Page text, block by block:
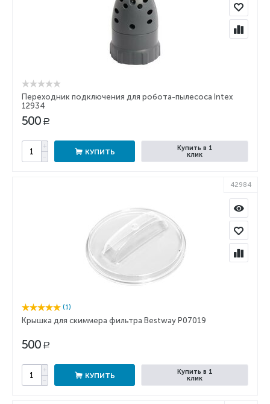
Переходник подключения для робота-пылесоса Intex
12934
500 Р
+
−
КУПИТЬ
Купить в 1
клик
42984
(1)
Крышка для скиммера фильтра Bestway P07019
500 Р
+
−
КУПИТЬ
Купить в 1
клик